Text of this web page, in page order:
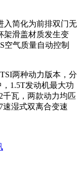
入简化为前排双门无
架滑盖材质发生变
空气质量自动控制
两种动力版本，分
1.5T发动机最大功
千瓦，两款动力均匹
速湿式双离合变速